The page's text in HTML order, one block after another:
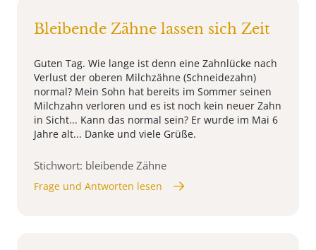
Bleibende Zähne lassen sich Zeit
Guten Tag. Wie lange ist denn eine Zahnlücke nach
Verlust der oberen Milchzähne (Schneidezahn)
normal? Mein Sohn hat bereits im Sommer seinen
Milchzahn verloren und es ist noch kein neuer Zahn
in Sicht... Kann das normal sein? Er wurde im Mai 6
Jahre alt... Danke und viele Grüße.
Stichwort: bleibende Zähne
Frage und Antworten lesen